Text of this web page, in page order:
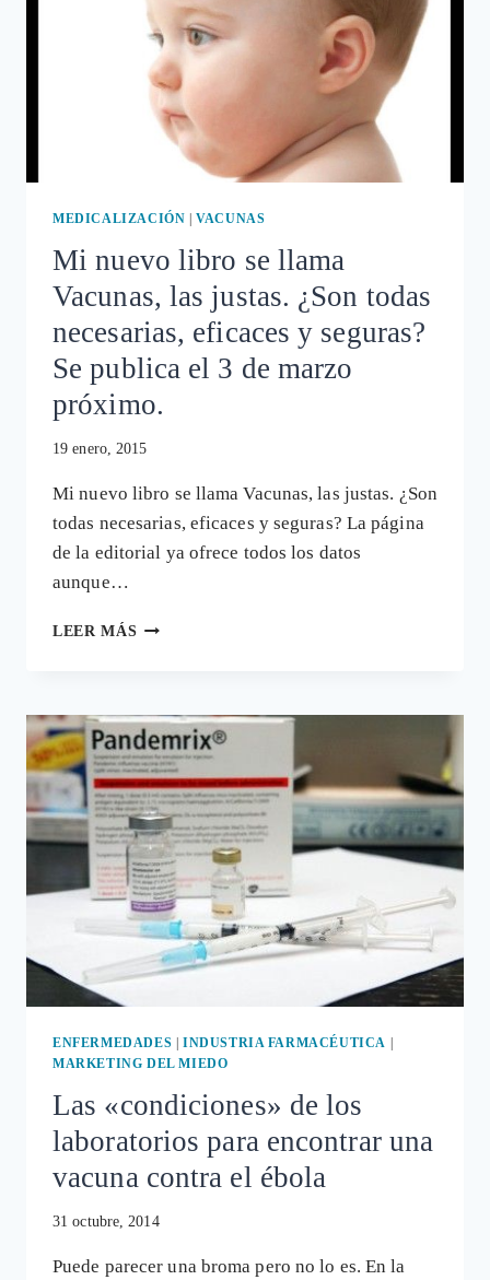
MEDICALIZACIÓN |VACUNAS
Mi nuevo libro se llama
Vacunas, las justas. ¿Son todas
necesarias, eficaces y seguras?
Se publica el 3 de marzo
próximo.
19 enero, 2015
Mi nuevo libro se llama Vacunas, las justas. ¿Son
todas necesarias, eficaces y seguras? La página
de la editorial ya ofrece todos los datos
aunque…
LEER MÁS MI
LLAMA
VACUNAS,
LAS
JUSTAS.
¿SON
TODAS
NECESARIAS,
EFICACES
Y
SEGURAS?
PUBLICA
DE
MARZO
ENFERMEDADES | INDUSTRIA FARMACÉUTICA |
MARKETING DEL MIEDO
Las «condiciones» de los
laboratorios para encontrar una
vacuna contra el ébola
31 octubre, 2014
Puede parecer una broma pero no lo es. En la